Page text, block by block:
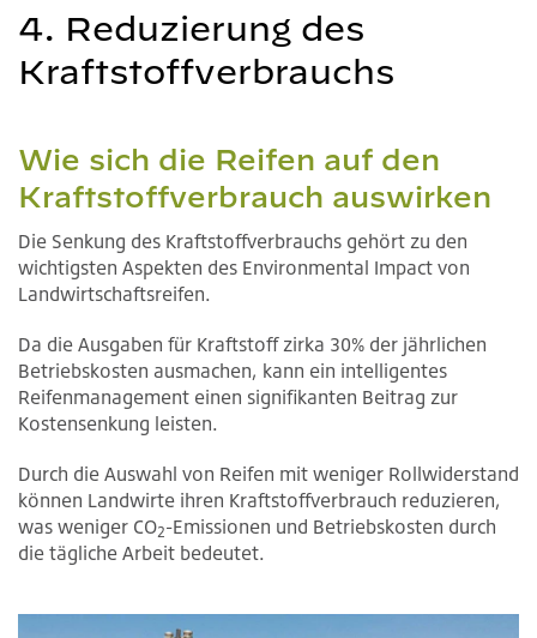
4. Reduzierung des
Kraftstoffverbrauchs
Wie sich die Reifen auf den
Kraftstoffverbrauch auswirken
Die Senkung des Kraftstoffverbrauchs gehört zu den
wichtigsten Aspekten des Environmental Impact von
Landwirtschaftsreifen.
Da die Ausgaben für Kraftstoff zirka 30% der jährlichen
Betriebskosten ausmachen, kann ein intelligentes
Reifenmanagement einen signifikanten Beitrag zur
Kostensenkung leisten.
Durch die Auswahl von Reifen mit weniger Rollwiderstand
können Landwirte ihren Kraftstoffverbrauch reduzieren,
was weniger CO2-Emissionen und Betriebskosten durch
die tägliche Arbeit bedeutet.